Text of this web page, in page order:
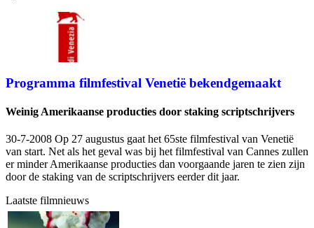
Programma filmfestival Venetië bekendgemaakt
Weinig Amerikaanse producties door staking scriptschrijvers
30-7-2008 Op 27 augustus gaat het 65ste filmfestival van Venetië
van start. Net als het geval was bij het filmfestival van Cannes zullen
er minder Amerikaanse producties dan voorgaande jaren te zien zijn
door de staking van de scriptschrijvers eerder dit jaar.
Laatste filmnieuws